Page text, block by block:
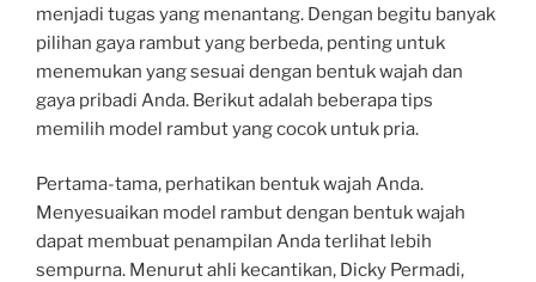
menjadi tugas yang menantang. Dengan begitu banyak
pilihan gaya rambut yang berbeda, penting untuk
menemukan yang sesuai dengan bentuk wajah dan
gaya pribadi Anda. Berikut adalah beberapa tips
memilih model rambut yang cocok untuk pria.
Pertama-tama, perhatikan bentuk wajah Anda.
Menyesuaikan model rambut dengan bentuk wajah
dapat membuat penampilan Anda terlihat lebih
sempurna. Menurut ahli kecantikan, Dicky Permadi,